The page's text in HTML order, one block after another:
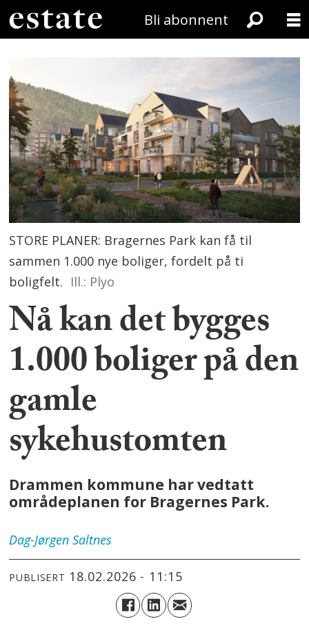
Bli abonnent
STORE PLANER: Bragernes Park kan få til
sammen 1.000 nye boliger, fordelt på ti
boligfelt. Ill.: Plyo
Nå kan det bygges
1.000 boliger på den
gamle
sykehustomten
Drammen kommune har vedtatt
områdeplanen for Bragernes Park.
Dag-Jørgen Saltnes
PUBLISERT 18.02.2026 - 11:15